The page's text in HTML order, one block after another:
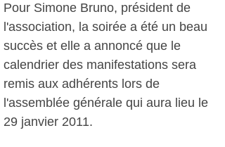
Pour Simone Bruno, président de
l'association, la soirée a été un beau
succès et elle a annoncé que le
calendrier des manifestations sera
remis aux adhérents lors de
l'assemblée générale qui aura lieu le
29 janvier 2011.